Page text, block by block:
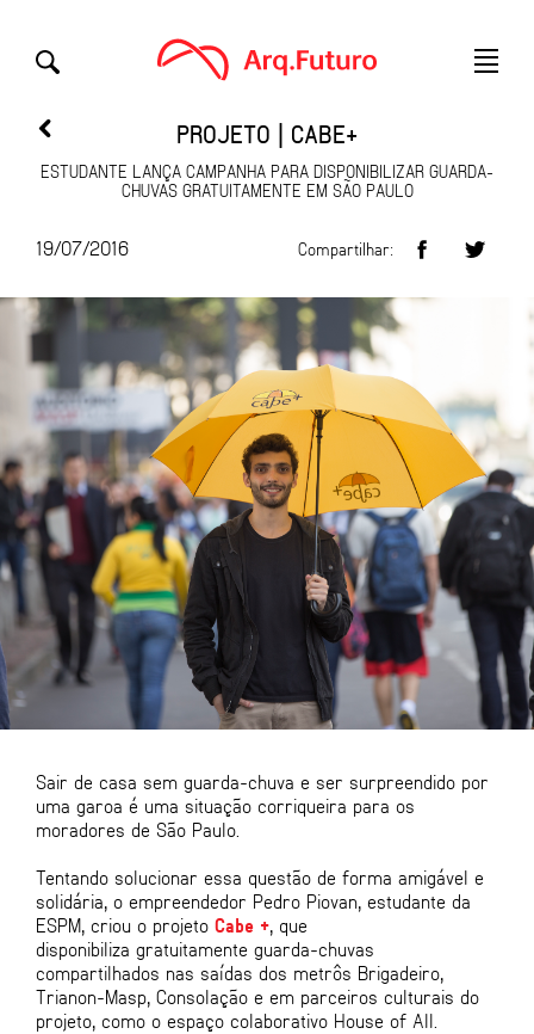
PROJETO | CABE+
ESTUDANTE LANÇA CAMPANHA PARA DISPONIBILIZAR GUARDA-
CHUVAS GRATUITAMENTE EM SÃO PAULO
19/07/2016 Compartilhar:
Sair de casa sem guarda-chuva e ser surpreendido por
uma garoa é uma situação corriqueira para os
moradores de São Paulo.
Tentando solucionar essa questão de forma amigável e
solidária, o empreendedor Pedro Piovan, estudante da
ESPM, criou o projeto Cabe +, que
disponibiliza gratuitamente guarda-chuvas
compartilhados nas saídas dos metrôs Brigadeiro,
Trianon-Masp, Consolação e em parceiros culturais do
projeto, como o espaço colaborativo House of All.